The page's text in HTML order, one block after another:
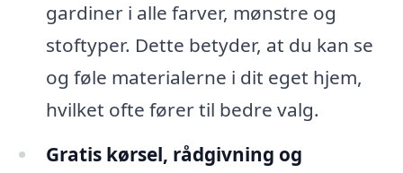
gardiner i alle farver, mønstre og
stoftyper. Dette betyder, at du kan se
og føle materialerne i dit eget hjem,
hvilket ofte fører til bedre valg.
Gratis kørsel, rådgivning og